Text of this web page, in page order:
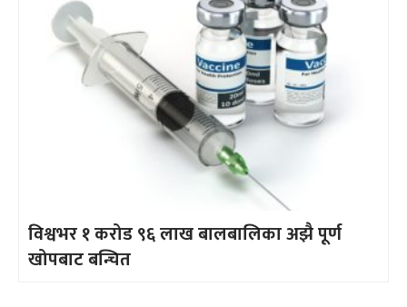
विश्वभर १ करोड ९६ लाख बालबालिका अझै पूर्ण
खोपबाट बन्चित